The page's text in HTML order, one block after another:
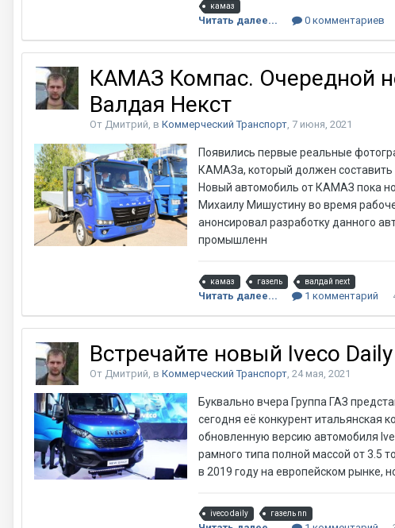
камаз
Читать далее... 0 комментариев
КАМАЗ Компас. Очередной
Валдая Некст
От Дмитрий, в Коммерческий Транспорт, 7 июня, 2021
Появились первые реальные
КАМАЗа, который должен составить
Новый автомобиль от КАМАЗ пока
Михаилу Мишустину во время
анонсировал разработку данного
промышленн
камаз газель валдай next
Читать далее... 1 комментарий
Встречайте новый Iveco Daily
От Дмитрий, в Коммерческий Транспорт, 24 мая, 2021
Буквально вчера Группа ГАЗ
сегодня её конкурент итальянская
обновленную версию автомобиля
рамного типа полной массой от 3.5
в 2019 году на европейском рынке,
iveco daily газель nn